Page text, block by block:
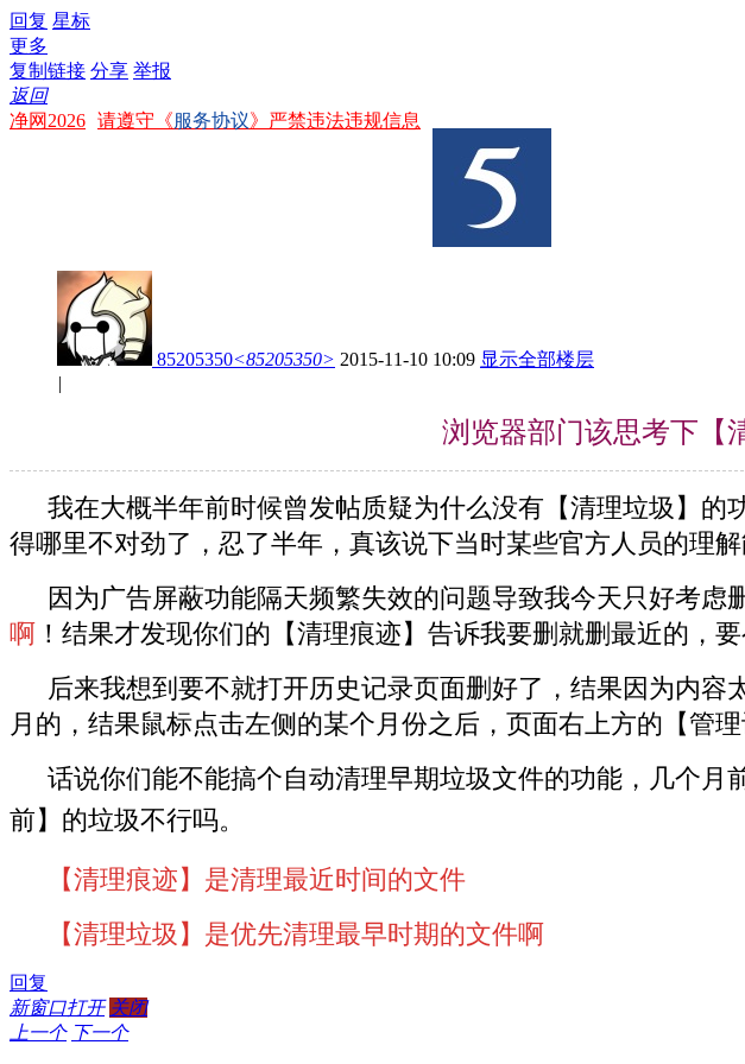
回复 星标
更多
复制链接 分享 举报
返回
净网2026 请遵守《服务协议》严禁违法违规信息
85205350<85205350> 2015-11-10 10:09 显示全部楼层
|
浏览器部门该思考下【
我在大概半年前时候曾发帖质疑为什么没有【清理垃圾】
得哪里不对劲了，忍了半年，真该说下当时某些官方人员的理解
因为广告屏蔽功能隔天频繁失效的问题导致我今天只好考
啊 ！结果才发现你们的【清理痕迹】告诉我要删就删最近的，
后来我想到要不就打开历史记录页面删好了，结果因为内
月的，结果鼠标点击左侧的某个月份之后，页面右上方的【管
话说你们能不能搞个自动清理早期垃圾文件的功能，几个
前】 的垃圾不行吗。
【清理痕迹】是清理最近时间的文件
【清理垃圾】是优先清理最早时期的文件啊
回复
新窗口打开 关闭
上一个 下一个